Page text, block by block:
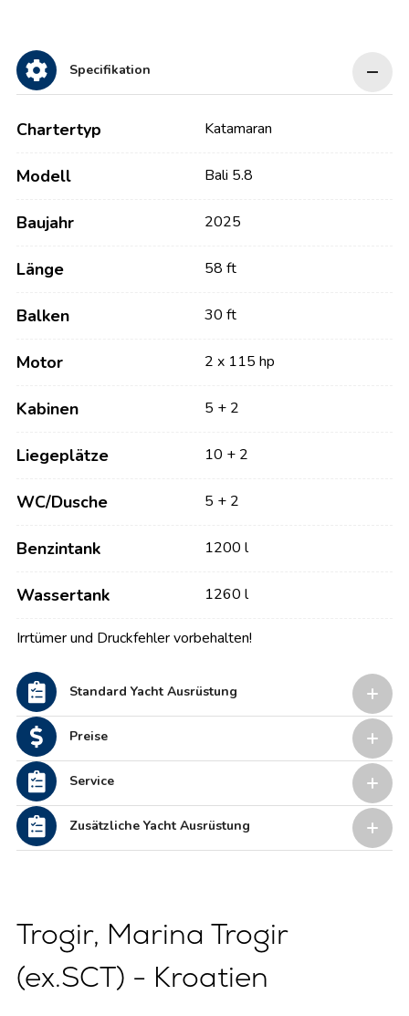
Specifikation
Chartertyp Katamaran
Modell Bali 5.8
Baujahr 2025
Länge 58 ft
Balken 30 ft
Motor 2 x 115 hp
Kabinen 5 + 2
Liegeplätze 10 + 2
WC/Dusche 5 + 2
Benzintank 1200 l
Wassertank 1260 l
Irrtümer und Druckfehler vorbehalten!
Standard Yacht Ausrüstung
Preise
Service
Zusätzliche Yacht Ausrüstung
Trogir, Marina Trogir
(ex.SCT) - Kroatien